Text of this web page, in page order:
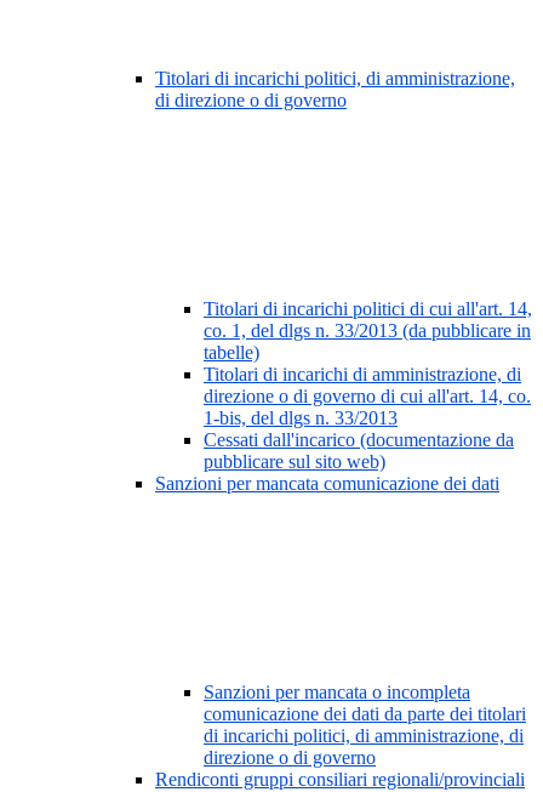
Titolari di incarichi politici, di amministrazione,
di direzione o di governo
Titolari di incarichi politici di cui all'art. 14,
co. 1, del dlgs n. 33/2013 (da pubblicare in
tabelle)
Titolari di incarichi di amministrazione, di
direzione o di governo di cui all'art. 14, co.
1-bis, del dlgs n. 33/2013
Cessati dall'incarico (documentazione da
pubblicare sul sito web)
Sanzioni per mancata comunicazione dei dati
Sanzioni per mancata o incompleta
comunicazione dei dati da parte dei titolari
di incarichi politici, di amministrazione, di
direzione o di governo
Rendiconti gruppi consiliari regionali/provinciali